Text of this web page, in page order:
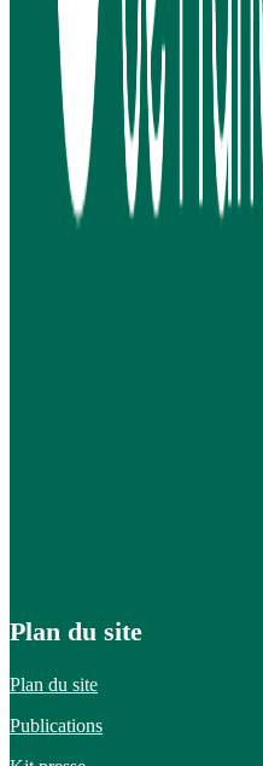
Plan du site
Plan du site
Publications